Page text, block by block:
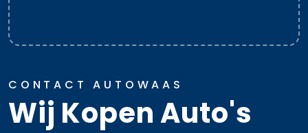
CONTACT AUTOWAAS
Wij Kopen Auto's